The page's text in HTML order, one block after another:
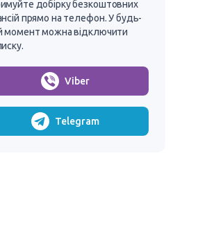
добірку безкоштовних
прямо на телефон. У будь-
момент можна відключити
Viber
Telegram